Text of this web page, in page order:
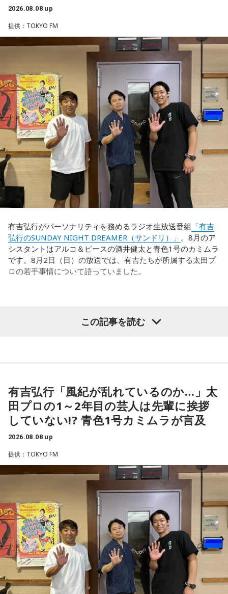
◆世界で戦うために必要な“個”の力
あの戦いができたというのは、選手層も相当厚くなったとい
福田：そうですね。選手層は厚くなっているし、森保監督の
「誰が出ても同じような戦いができる準備をしてきた」とい
う言葉がその通りであることを、グループステージで証明で
きていたと思います。でも、そこから上に行くためには、や
っぱり“個の力”が必要だったかなと感じています。
世界で見ても、日本だけでなく主力の選手がケガする国は
多々あって、それでも勝ち上がっていく力が必要なのがW杯
なんです。そういう意味では、確かに選手層は厚くなったけ
れども、さらに“個”の力を高めながら、選手層をもっと厚くし
なきゃいけない。ベスト16・ベスト8に進む国と比べたとき
に、そこまでの選手層だったのかというと、まだまだ厚くし
ます。
ただ、あれだけケガ人が出て、誰が出ても同じようなサッカ
ーができて、グループステージをああいう形で抜けられたと
いうのは今までなかったことですし、力がついているのは事
番組名：SPORTS BEAT supported by TOYOTA
放送日時：毎週土曜 10:00～10:50
パーソナリティ：藤木直人、高見侑里
番組Webサイト：https://www.tfm.co.jp/beat/
番組公式X：@SPORTSBEAT_TFM
活かしながら幅広く活動しています。
◆福田正博がW杯ブラジル戦を総括
藤木：ブラジル戦で、前半は佐野海舟選手の素晴らしいイン
ターセプトからのゴールがありましたし、前半の終了間際に
は日本がボールを持つ時間もありました。しかし、後半に入
ってからブラジルが戦略を変えてきて、日本が一方的に押し
込まれてしまった。試合のなかで具体的な戦術が打ち出せな
かったと考えると、（選手のなかに）もう少し具体的な戦略
を示す人、ブレーンが必要なのかなと素人目には思ってしま
うのですが……。
福田：そういう見方も当然ありますし、それができれば一番
いいと思うのですが、森保監督は帰国後の会見で「戦術は後
出しジャンケンだ」と言っていたんです。どういうことかと
いうと、自分たちが変えたら相手がまた変えてくる、それに
対してまた変えていかなきゃならない。ベンチでその都度
に対して変化しなきゃいけない。「こういうやり方をしま
す」「だったらこう対応します」と。
そうすると、対応された側がまた変えてくるんですよ、それ
も試合中に。ですから、ベンチからでも戦術や戦略はある程
ブラジル戦のときも「守ろう」という気持ちはなくても、ブ
だ、これは日本だけではなく、アルゼンチンと対戦したイン
グランドもそういう展開になったんですよ。サッカーってそ
ういうスポーツなんですよね。
つまり、ベンチから何か言っても（すぐに戦術を）変えられ
るほど簡単なスポーツではないんです。なぜならば、相手が
それに対してまた変化をしてくるから。だから“個”の力を高め
て、時間をつくれる選手が重要になってくるということです
ね。
◆世界で戦うために必要な“個”の力
藤木：今回、日本代表はケガ人が続出しましたが、それでも
あの戦いができたというのは、選手層も相当厚くなったとい
うことでしょうか？
福田：そうですね。選手層は厚くなっているし、森保監督の
「誰が出ても同じような戦いができる準備をしてきた」とい
う言葉がその通りであることを、グループステージで証明で
2026.08.08 up
提供：TOKYO FM
有吉弘行がパーソナリティを務めるラジオ生放送番組 「有吉
弘行のSUNDAY NIGHT DREAMER（サンドリ）」 。8月のア
シスタントはアルコ＆ピースの酒井健太と青色1号のカミムラ
です。8月2日（日）の放送では、有吉たちが所属する太田プ
ロの若手事情について語っていました。
とがあると切り出し、「賞レースで結果を残していないコン
ビ、（芸歴18年目の）ぐりんぴーすがよく愚痴をこぼしてい
るのは、最近の後輩は挨拶をしてくれないんだって（笑）」
と暴露します。
有吉自身は、今では後輩から挨拶されないことがまったくな
いため分からないと前置きしつつ、「ぐりんぴーすがそう言
っていたから……その辺はどう？ 風紀が乱れているかどうか」
と質問します。
これに対して、カミムラは「ぐりんぴーすさんが言っている
のは、1～2年目の芸人の子たちだと思うんですけど……たぶ
ん、その子たちは本当に挨拶していないと思います」と苦笑
い。有吉が「なんでなの？」と尋ねると、カミムラは「こん
なことを言うのもあれですけど、（ぐりんぴーすさんが）ど
ういう先輩か分かっていないんだと思います」と正直に語り
ます。
それを受け、有吉は「でもさ、この世界に入ったら俺だって
この記事を読む
有吉弘行「風紀が乱れているのか…」太
田プロの1～2年目の芸人は先輩に挨拶
していない!? 青色1号カミムラが言及
2026.08.08 up
提供：TOKYO FM